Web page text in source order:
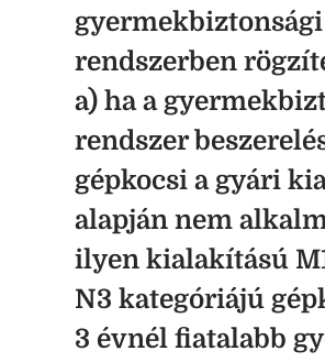
gyermekbiztonsági
rendszerben
a) ha a
rendszer
gépkocsi a gyári
alapján nem
ilyen kialakítású
N3 kategóriájú
3 évnél fiatalabb